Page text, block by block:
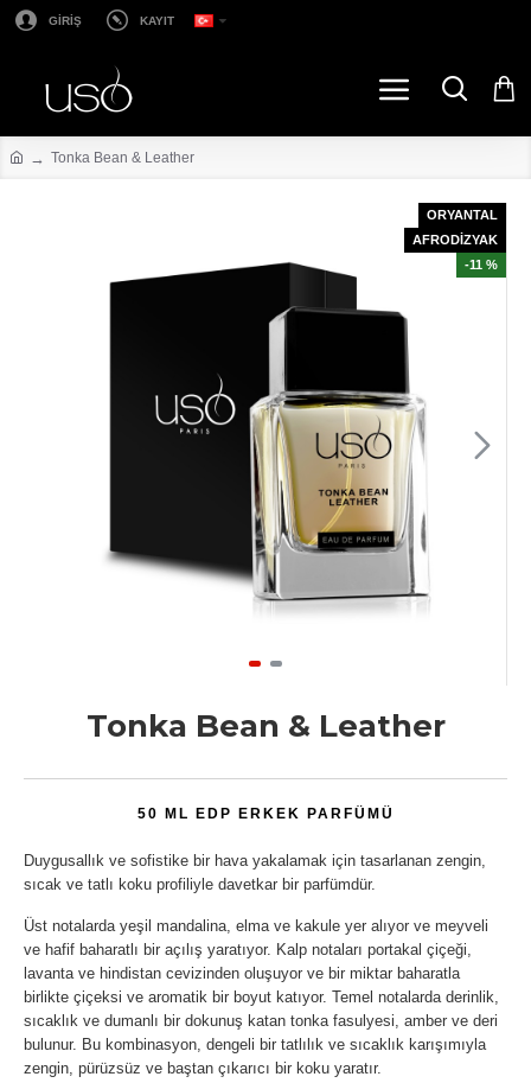
GİRİŞ KAYIT
Tonka Bean & Leather
ORYANTAL
AFRODİZYAK
-11 %
Tonka Bean & Leather
50 ML EDP ERKEK PARFÜMÜ
Duygusallık ve sofistike bir hava yakalamak için tasarlanan zengin,
sıcak ve tatlı koku profiliyle davetkar bir parfümdür.
Üst notalarda yeşil mandalina, elma ve kakule yer alıyor ve meyveli
ve hafif baharatlı bir açılış yaratıyor. Kalp notaları portakal çiçeği,
lavanta ve hindistan cevizinden oluşuyor ve bir miktar baharatla
birlikte çiçeksi ve aromatik bir boyut katıyor. Temel notalarda derinlik,
sıcaklık ve dumanlı bir dokunuş katan tonka fasulyesi, amber ve deri
bulunur. Bu kombinasyon, dengeli bir tatlılık ve sıcaklık karışımıyla
zengin, pürüzsüz ve baştan çıkarıcı bir koku yaratır.